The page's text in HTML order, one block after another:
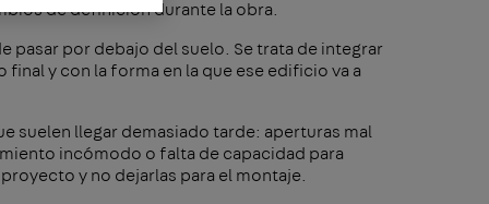
de definición durante la obra.
pasar por debajo del suelo. Se trata de integrar
final y con la forma en la que ese edificio va a
suelen llegar demasiado tarde: aperturas mal
incómodo o falta de capacidad para
y no dejarlas para el montaje.